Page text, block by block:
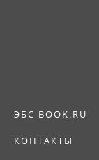
ЭБС BOOK.RU
КОНТАКТЫ